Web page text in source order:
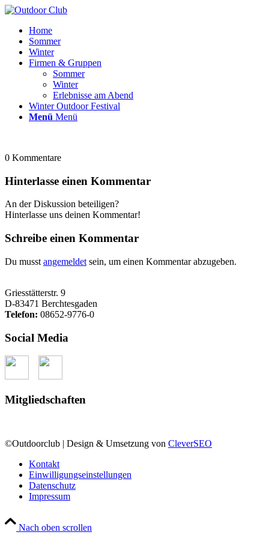
Home
Sommer
Winter
Firmen & Gruppen
Sommer
Winter
Erlebnisse am Abend
Winter Outdoor Festival
Menü Menü
0 Kommentare
Hinterlasse einen Kommentar
An der Diskussion beteiligen?
Hinterlasse uns deinen Kommentar!
Schreibe einen Kommentar
Du musst angemeldet sein, um einen Kommentar abzugeben.
Griesstätterstr. 9
D-83471 Berchtesgaden
Telefon: 08652-9776-0
Social Media
Mitgliedschaften
©Outdoorclub | Design & Umsetzung von CleverSEO
Kontakt
Einwilligungseinstellungen
Datenschutz
Impressum
Nach oben scrollen